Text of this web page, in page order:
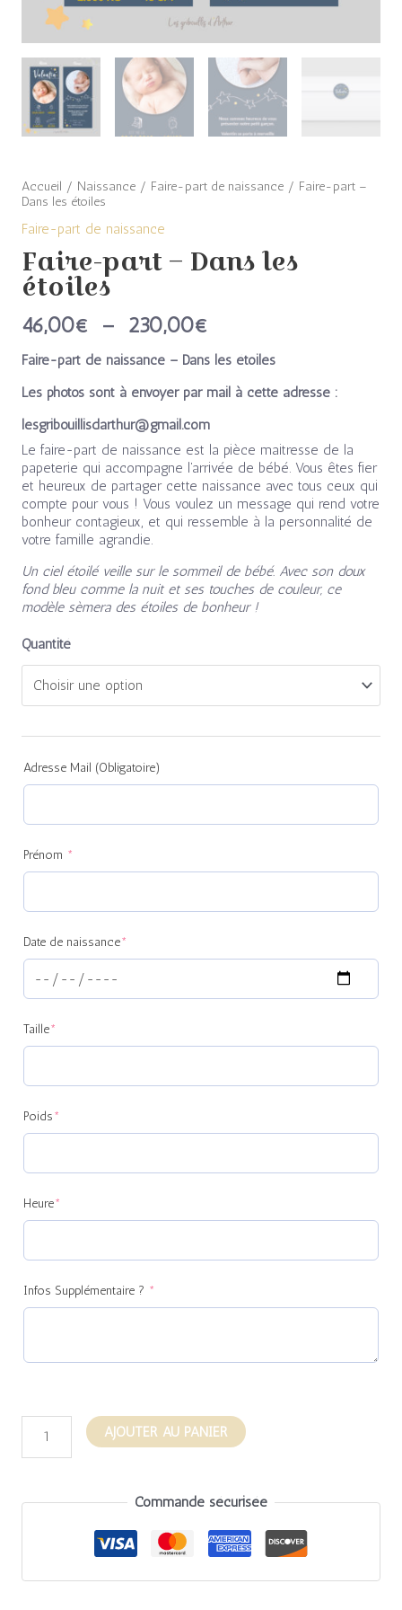
Accueil / Naissance/ Faire-part de naissance/ Faire-part –
Dans les étoiles
Faire-part de naissance
Faire-part – Dans les
étoiles
46,00€ – 230,00€
Faire-part de naissance – Dans les étoiles
Les photos sont à envoyer par mail à cette adresse :
lesgribouillisdarthur@gmail.com
Le faire-part de naissance est la pièce maitresse de la
papeterie qui accompagne l’arrivée de bébé. Vous êtes fier
et heureux de partager cette naissance avec tous ceux qui
compte pour vous ! Vous voulez un message qui rend votre
bonheur contagieux, et qui ressemble à la personnalité de
votre famille agrandie.
Un ciel étoilé veille sur le sommeil de bébé. Avec son doux
fond bleu comme la nuit et ses touches de couleur, ce
modèle sèmera des étoiles de bonheur !
Quantité
Adresse Mail (Obligatoire)
Prénom *
(required)
Date de naissance*
(required)
Taille*
(required)
Poids*
(required)
Heure*
(required)
Infos Supplémentaire ? *
(required)
AJOUTER AU PANIER
Commande sécurisée